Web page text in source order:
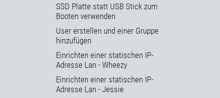
SSD Platte statt USB Stick zum
Booten verwenden
User erstellen und einer Gruppe
hinzufügen
Einrichten einer statischen IP-
Adresse Lan - Wheezy
Einrichten einer statischen IP-
Adresse Lan - Jessie